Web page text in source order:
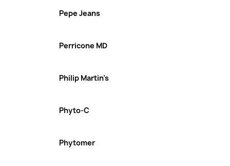
Pepe Jeans
Perricone MD
Philip Martin’s
Phyto-C
Phytomer